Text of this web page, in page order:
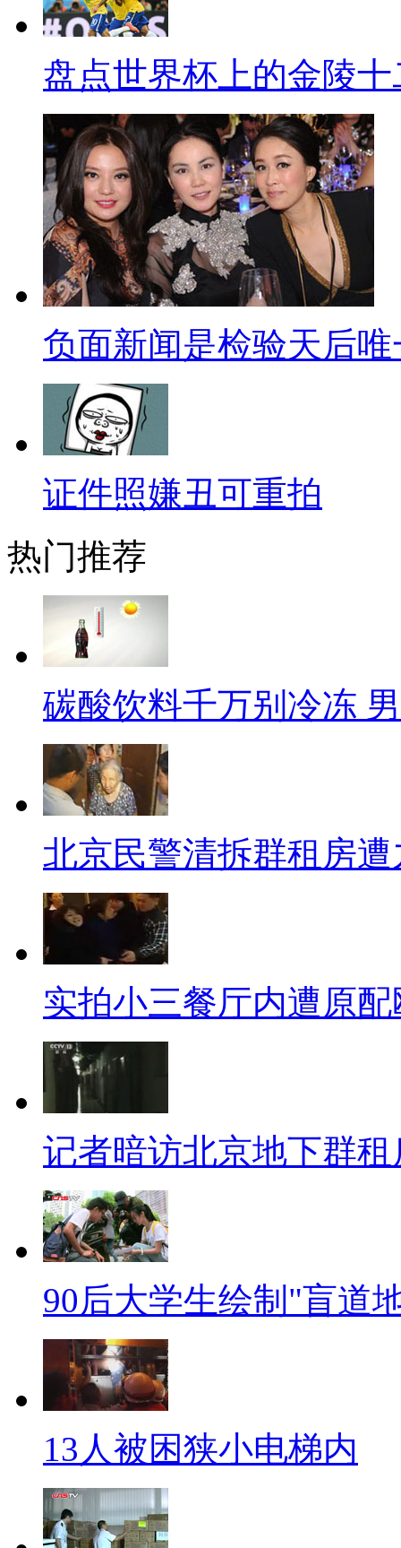
随着中国的强势崛起，有小
成为世界第一大国。并畅想未
家政、保洁、车夫、流动摊贩
西方人取代，所以他们得提前
么溜，咱天朝农民工兄弟能答
厉害吗？
【郭韩大战】
这个7月影视圈的最大亮点，
的“决战票房之巅”，甚至已经
了就要“视频直播喝马桶水”。
房那是噌噌往上长啊，很多小
国弱智儿童的数量，可自己就
影大抵都是如此吧！
【奇葩法官】
想要生财有道吗？去做法官
法官，在一起离婚官司中，他
财产，而男方则获得全部债务
法官竟然马上与女方扯起了结
狗血的言情剧啊！法官大人，
【一物降一物】
很多司机都有体会，开车时
时候，一物降一物还真是让人
碰瓷，看到一辆车开过来，于
知是没看到人还是一紧张，左
【地铁爱情专列】
近日，杭州地铁1号线推出“
主题：牛郎与织女的鹊桥相会
英台的同窗共读。有网友神解
永远异地，一年只见一次；像
山伯与祝英台，一死一殉。哎
【帅气交警脱衣骂人】
在这个看脸的世界，人类已
与交警闹纠纷，于是将交警照
击者跟帖，称交警是因处理对
还有网友力挺交警，戏言“那么
结“帅就是正义”，看着你们毫
容去，不跟你们玩了！
【口播】好了，以上就是今
盘点世界杯上的金陵十
负面新闻是检验天后
证件照嫌丑可重拍
热门推荐
碳酸饮料千万别冷冻
北京民警清拆群租房
实拍小三餐厅内遭原配
记者暗访北京地下群租
90后大学生绘制"盲道
13人被困狭小电梯内